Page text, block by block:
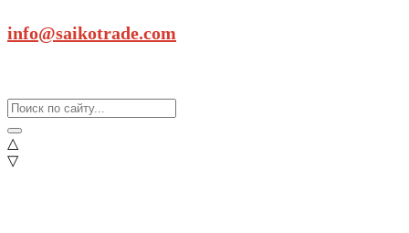
info@saikotrade.com
△
▽